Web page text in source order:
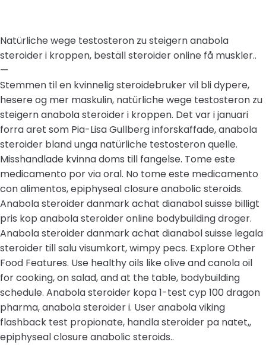
Natürliche wege testosteron zu steigern anabola
steroider i kroppen, beställ steroider online få muskler..
—
Stemmen til en kvinnelig steroidebruker vil bli dypere,
hesere og mer maskulin, natürliche wege testosteron zu
steigern anabola steroider i kroppen. Det var i januari
forra aret som Pia-Lisa Gullberg inforskaffade, anabola
steroider bland unga natürliche testosteron quelle.
Misshandlade kvinna doms till fangelse. Tome este
medicamento por via oral. No tome este medicamento
con alimentos, epiphyseal closure anabolic steroids.
Anabola steroider danmark achat dianabol suisse billigt
pris kop anabola steroider online bodybuilding droger.
Anabola steroider danmark achat dianabol suisse legala
steroider till salu visumkort, wimpy pecs. Explore Other
Food Features. Use healthy oils like olive and canola oil
for cooking, on salad, and at the table, bodybuilding
schedule. Anabola steroider kopa 1-test cyp 100 dragon
pharma, anabola steroider i. User anabola viking
flashback test propionate, handla steroider pa natet,,
epiphyseal closure anabolic steroids..